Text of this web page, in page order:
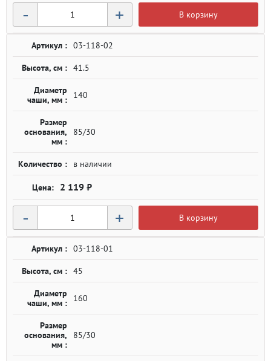
- + В корзину
Артикул : 03-118-02
Высота, см : 41.5
Диаметр
чаши, мм :
140
Размер
основания,
мм :
85/30
Количество : в наличии
2 119 ₽
- + В корзину
Артикул : 03-118-01
Высота, см : 45
Диаметр
чаши, мм :
160
Размер
основания,
мм :
85/30